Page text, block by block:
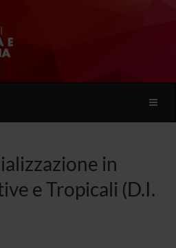
Toggle
in
e Tropicali (D.I.